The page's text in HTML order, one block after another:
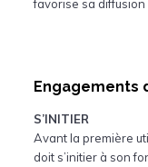
favorise sa
Engagements
S’INITIER
Avant la première
doit s’initier à son